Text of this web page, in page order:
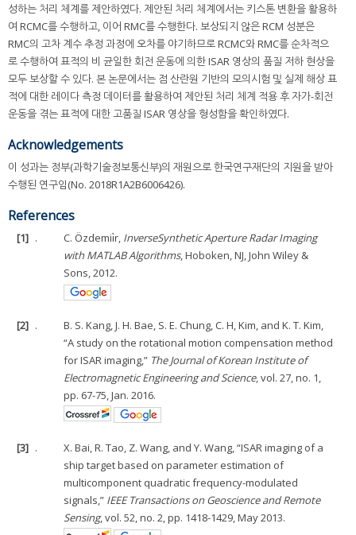
성하는 처리 체계를 제안하였다. 제안된 처리 체계에서는 키스톤 변환을 활용하
여 RCMC를 수행하고, 이어 RMC를 수행한다. 보상되지 않은 RCM 성분은
RMC의 고차 계수 추정 과정에 오차를 야기하므로 RCMC와 RMC를 순차적으
로 수행하여 표적의 비 균일한 회전 운동에 의한 ISAR 영상의 품질 저하 현상을
모두 보상할 수 있다. 본 논문에서는 점 산란원 기반의 모의시험 및 실제 해상 표
적에 대한 레이다 측정 데이터를 활용하여 제안된 처리 체계 적용 후 자가-회전
운동을 겪는 표적에 대한 고품질 ISAR 영상을 형성함을 확인하였다.
Acknowledgements
이 성과는 정부(과학기술정보통신부)의 재원으로 한국연구재단의 지원을 받아
수행된 연구임(No. 2018R1A2B6006426).
References
[1] . C. Özdemii̇r, InverseSynthetic Aperture Radar Imaging
with MATLAB Algorithms, Hoboken, NJ, John Wiley &
Sons, 2012.
[2] .
B. S. Kang, J. H. Bae, S. E. Chung, C. H, Kim, and K. T. Kim,
“A study on the rotational motion compensation method
for ISAR imaging,” The Journal of Korean Institute of
Electromagnetic Engineering and Science, vol. 27, no. 1,
pp. 67-75, Jan. 2016.
[3] .
X. Bai, R. Tao, Z. Wang, and Y. Wang, “ISAR imaging of a
ship target based on parameter estimation of
multicomponent quadratic frequency-modulated
signals,” IEEE Transactions on Geoscience and Remote
Sensing, vol. 52, no. 2, pp. 1418-1429, May 2013.